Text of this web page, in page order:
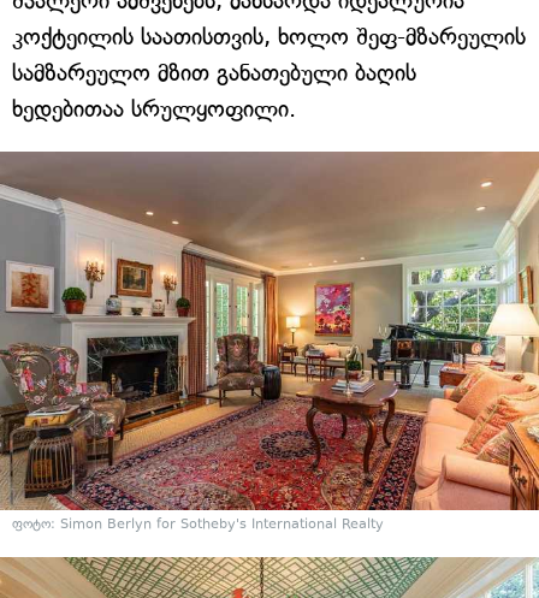
კოქტეილის საათისთვის, ხოლო შეფ-მზარეულის
სამზარეულო მზით განათებული ბაღის
ხედებითაა სრულყოფილი.
ფოტო: Simon Berlyn for Sotheby's International Realty